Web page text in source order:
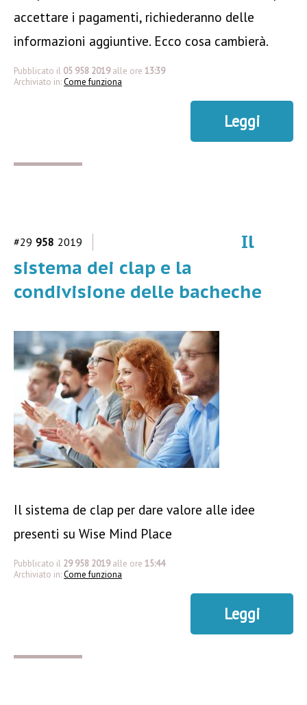
accettare i pagamenti, richiederanno delle
informazioni aggiuntive. Ecco cosa cambierà.
Pubblicato il 05 958 2019 alle ore 13:39
Archiviato in:Come funziona
Leggi
#29 958 2019
Il
sistema dei clap e la
condivisione delle bacheche
Il sistema de clap per dare valore alle idee
presenti su Wise Mind Place
Pubblicato il 29 958 2019 alle ore 15:44
Archiviato in:Come funziona
Leggi